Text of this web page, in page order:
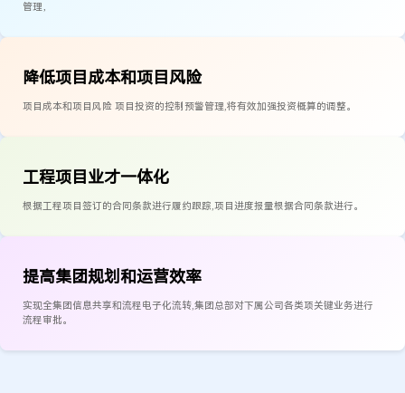
管理，
降低项目成本和项目风险
项目成本和项目风险 项目投资的控制预警管理,将有效加强投资概算的调整。
工程项目业才一体化
根据工程项目签订的合同条款进行履约跟踪,项目进度报量根据合同条款进行。
提高集团规划和运营效率
实现全集团信息共享和流程电子化流转,集团总部对下属公司各类项关键业务进行
流程审批。